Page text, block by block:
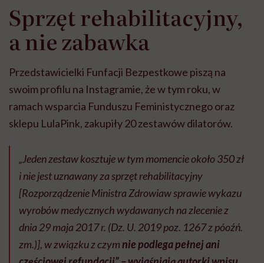
Sprzęt rehabilitacyjny,
a nie zabawka
Przedstawicielki Funfacji Bezpestkowe piszą na
swoim profilu na Instagramie, że w tym roku, w
ramach wsparcia Funduszu Feministycznego oraz
sklepu LulaPink, zakupiły 20 zestawów dilatorów.
„Jeden zestaw kosztuje w tym momencie około 350 zł
i nie jest uznawany za sprzęt rehabilitacyjny
[Rozporządzenie Ministra Zdrowiaw sprawie wykazu
wyrobów medycznych wydawanych na zlecenie z
dnia 29 maja 2017 r. (Dz. U. 2019 poz. 1267 z póoźń.
zm.)], w związku z czymnie podlega pełnej ani